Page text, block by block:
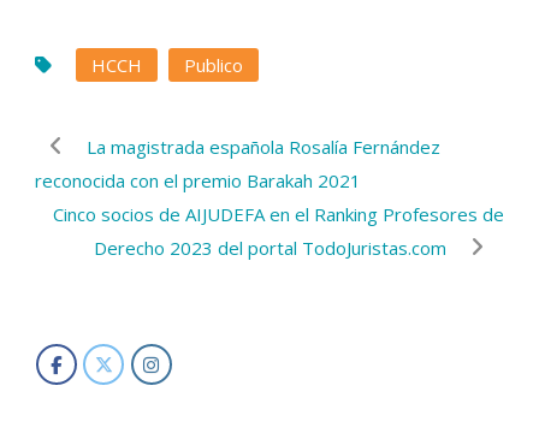
HCCH Publico
La magistrada española Rosalía Fernández
reconocida con el premio Barakah 2021
Cinco socios de AIJUDEFA en el Ranking Profesores de
Derecho 2023 del portal TodoJuristas.com